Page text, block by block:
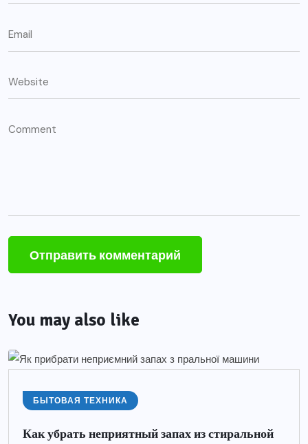
You may also like
БЫТОВАЯ ТЕХНИКА
Как убрать неприятный запах из стиральной